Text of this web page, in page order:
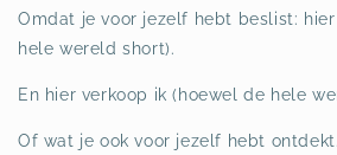
Omdat je voor jezelf hebt beslist:
hele wereld short).
En hier verkoop ik (hoewel de hele
Of wat je ook voor jezelf hebt ontdekt.